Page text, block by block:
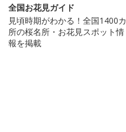
全国お花見ガイド
見頃時期がわかる！全国1400カ
所の桜名所・お花見スポット情
報を掲載